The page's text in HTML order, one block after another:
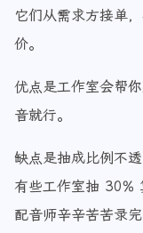
它们从需求方接单
价。
优点是工作室会帮
音就行。
缺点是抽成比例不透
有些工作室抽 30%
配音师辛辛苦苦录